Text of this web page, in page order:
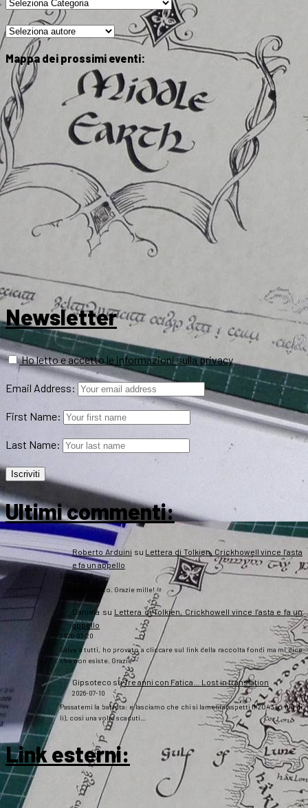
Mappa dei prossimi eventi:
Newsletter
Ho letto e accetto le informazioni sulla privacy
Email Address:
First Name:
Last Name:
Ultimi commenti:
Roberto Arduini su Lettera di Tolkien, Crickhowell vince l’asta
e fa un appello
2026-07-20
Ora è sistemato. Grazie mille!
Daniela su Lettera di Tolkien, Crickhowell vince l’asta e fa un
appello
2026-07-20
Salve a tutti, ho provato a cliccare sul link della raccolta fondi ma mi dice
che non esiste. Grazie
Gipsoteco suTre anni con Fatica… Lost in translation
2026-07-10
Passatemi la battuta: e lasciamo che chi si lamenta aspetti il 2043 (o giù di
lì), così una volta scaduti…
Link esterni: